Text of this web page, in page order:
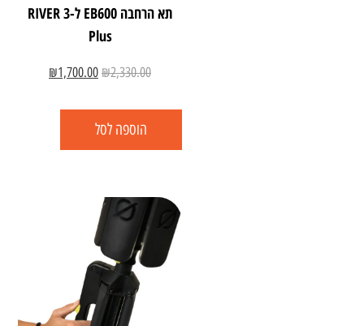
תא הרחבה EB600 ל-RIVER 3
Plus
₪2,330.00
₪1,700.00
הוספה לסל